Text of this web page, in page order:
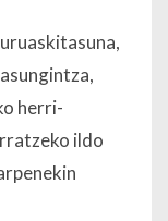
herri-
ildo